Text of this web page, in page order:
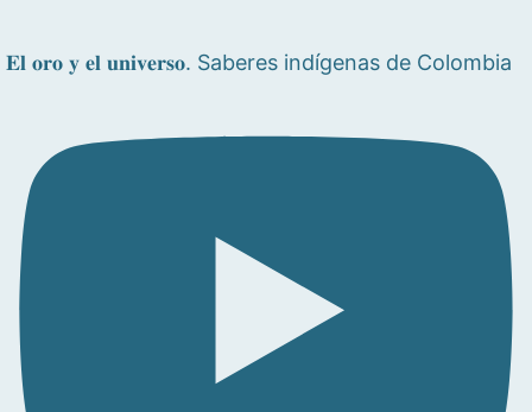
𝐄𝐥 𝐨𝐫𝐨 𝐲 𝐞𝐥 𝐮𝐧𝐢𝐯𝐞𝐫𝐬𝐨. Saberes indígenas de Colombia